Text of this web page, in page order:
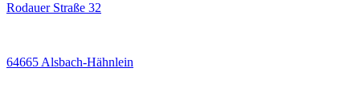
Rodauer Straße 32
64665 Alsbach-Hähnlein